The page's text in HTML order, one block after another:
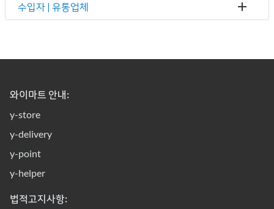
수입자 | 유통업체
와이마트 안내:
y-store
y-delivery
y-point
y-helper
법적고지사항: